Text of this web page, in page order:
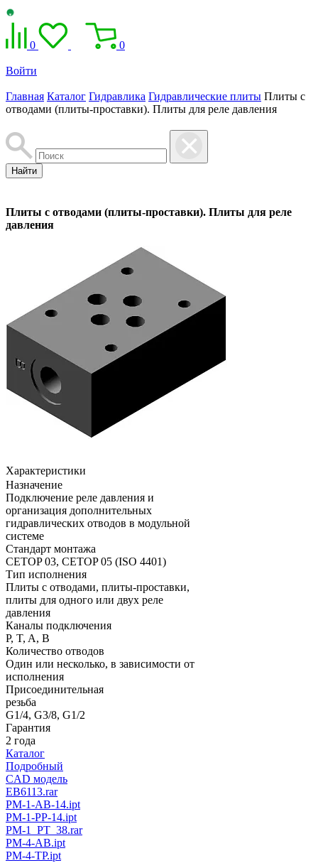
0 0
Войти
Главная Каталог Гидравлика Гидравлические плиты Плиты с
отводами (плиты-проставки). Плиты для реле давления
Найти
Плиты с отводами (плиты-проставки). Плиты для реле
давления
Характеристики
Назначение
Подключение реле давления и
организация дополнительных
гидравлических отводов в модульной
системе
Стандарт монтажа
CETOP 03, CETOP 05 (ISO 4401)
Тип исполнения
Плиты с отводами, плиты-проставки,
плиты для одного или двух реле
давления
Каналы подключения
P, T, A, B
Количество отводов
Один или несколько, в зависимости от
исполнения
Присоединительная
резьба
G1/4, G3/8, G1/2
Гарантия
2 года
Каталог
Подробный
CAD модель
EB6113.rar
PM-1-AB-14.ipt
PM-1-PP-14.ipt
PM-1_PT_38.rar
PM-4-AB.ipt
PM-4-TP.ipt